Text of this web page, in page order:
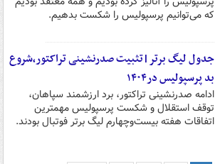
که می‌توانیم پرسپولیس را شکست بدهیم.
جدول لیگ برتر|تثبیت صدرنشینی تراکتور،شروع
بد پرسپولیس در۱۴۰۴
ادامه صدرنشینی تراکتور، برد ارزشمند سپاهان،
توقف استقلال و شکست پرسپولیس مهمترین
اتفاقات هفته بیست‌وچهارم لیگ برتر فوتبال بودند.